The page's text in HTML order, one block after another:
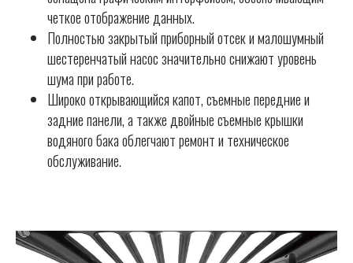
четкое отображение данных.
Полностью закрытый приборный отсек и малошумный
шестеренчатый насос значительно снижают уровень
шума при работе.
Широко открывающийся капот, съемные передние и
задние панели, а также двойные съемные крышки
водяного бака облегчают ремонт и техническое
обслуживание.